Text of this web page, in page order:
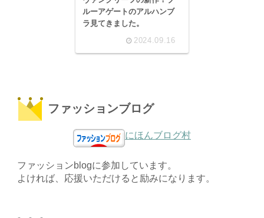
ルーアゲートのアルハンブ
ラ見てきました。
2024.09.16
ファッションブログ
にほんブログ村
ファッションblogに参加しています。
よければ、応援いただけると励みになります。